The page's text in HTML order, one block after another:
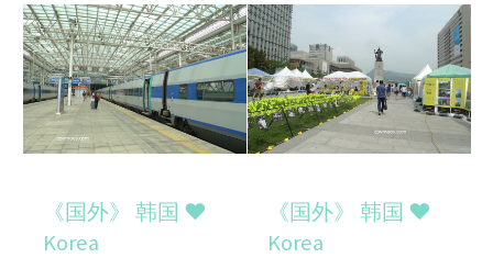
《国外》 韩国 ♥
Korea
《国外》 韩国 ♥
Korea